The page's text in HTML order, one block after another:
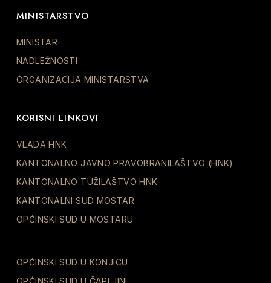
MINISTARSTVO
MINISTAR
NADLEŽNOSTI
ORGANIZACIJA MINISTARSTVA
KORISNI LINKOVI
VLADA HNK
KANTONALNO JAVNO PRAVOBRANILAŠTVO (HNK)
KANTONALNO TUŽILAŠTVO HNK
KANTONALNI SUD MOSTAR
OPĆINSKI SUD U MOSTARU
OPĆINSKI SUD U KONJICU
OPĆINSKI SUD U ČAPLJINI